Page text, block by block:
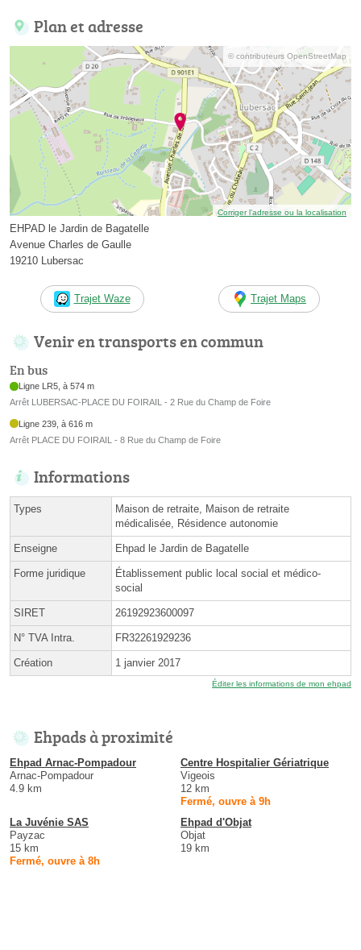
Plan et adresse
© contributeurs OpenStreetMap
Corriger l’adresse ou la localisation
EHPAD le Jardin de Bagatelle
Avenue Charles de Gaulle
19210 Lubersac
Trajet Waze Trajet Maps
Venir en transports en commun
En bus
Ligne LR5, à 574 m
Arrêt LUBERSAC-PLACE DU FOIRAIL - 2 Rue du Champ de Foire
Ligne 239, à 616 m
Arrêt PLACE DU FOIRAIL - 8 Rue du Champ de Foire
Informations
Types
Maison de retraite, Maison de retraite
médicalisée, Résidence autonomie
Enseigne Ehpad le Jardin de Bagatelle
Forme juridique
Établissement public local social et médico-
social
SIRET 26192923600097
N° TVA Intra. FR32261929236
Création 1 janvier 2017
Éditer les informations de mon ehpad
Ehpads à proximité
Ehpad Arnac-Pompadour
Arnac-Pompadour
4.9 km
Centre Hospitalier Gériatrique
Vigeois
12 km
Fermé, ouvre à 9h
La Juvénie SAS
Payzac
15 km
Fermé, ouvre à 8h
Ehpad d'Objat
Objat
19 km